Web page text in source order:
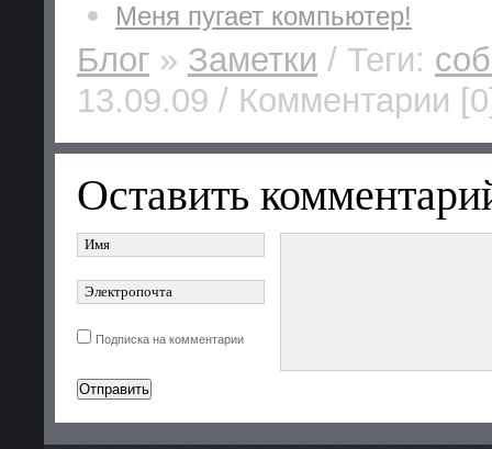
Меня пугает компьютер!
Блог » Заметки / Теги:
13.09.09 / Комментарии
Оставить
Подписка на комментарии